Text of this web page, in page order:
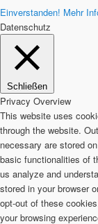
Einverstanden! Mehr
Datenschutz
Schließen
Privacy Overview
This website uses
through the website.
necessary are stored
basic functionalities of
us analyze and
stored in your browser
opt-out of these
your browsing